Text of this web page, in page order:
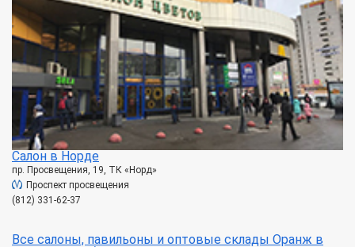
Салон в Норде
пр. Просвещения, 19, ТК «Норд»
Проспект просвещения
(812) 331-62-37
Все салоны, павильоны и оптовые склады Оранж в